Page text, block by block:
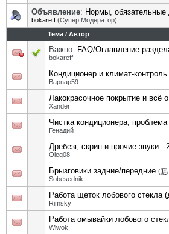
Объявление: Нормы, обязательные
bokareff (Супер Модератор)
Тема / Автор
Важно: FAQ/Оглавление
bokareff
Кондиционер и климат-
Варвар59
Лакокрасочное покрытие и всё
Xander
Чистка кондиционера, проблема
Генадий
Дребезг, скрип и прочие звуки -
Oleg08
Брызговики задние/передние (
Sobesednik
Работа щеток лобового стекла
Rimsky
Работа омывайки лобового
Wiwok